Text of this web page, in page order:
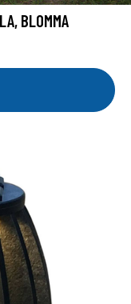
BLOMMA